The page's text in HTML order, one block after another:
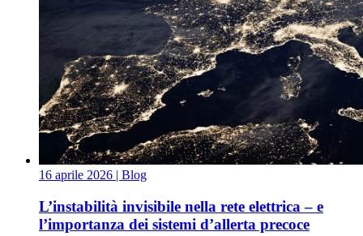
16 aprile 2026 | Blog
L’instabilità invisibile nella rete elettrica – e
l’importanza dei sistemi d’allerta precoce